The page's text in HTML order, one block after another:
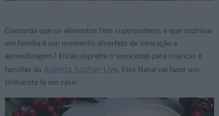
Concorda que os alimentos têm superpoderes e que cozinhar
em família é um momento divertido de interação e
aprendizagem? Então espreite o workshop para crianças e
famílias da Agenda Auchan Live. Este Natal vai fazer um
brilharete lá em casa!